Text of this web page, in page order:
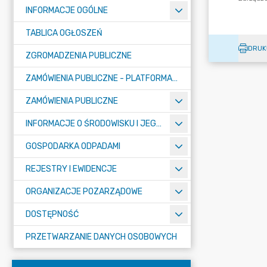
INFORMACJE OGÓLNE
TABLICA OGŁOSZEŃ
ZGROMADZENIA PUBLICZNE
ZAMÓWIENIA PUBLICZNE - PLATFORMA ZAKUPOWA (OD 01.05.2025R.)
ZAMÓWIENIA PUBLICZNE
INFORMACJE O ŚRODOWISKU I JEGO OCHRONIE
GOSPODARKA ODPADAMI
REJESTRY I EWIDENCJE
ORGANIZACJE POZARZĄDOWE
DOSTĘPNOŚĆ
PRZETWARZANIE DANYCH OSOBOWYCH